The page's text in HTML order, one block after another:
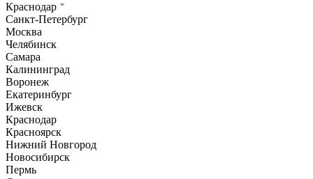
Краснодар
Санкт-Петербург
Москва
Челябинск
Самара
Калининград
Воронеж
Екатеринбург
Ижевск
Краснодар
Красноярск
Нижний Новгород
Новосибирск
Пермь